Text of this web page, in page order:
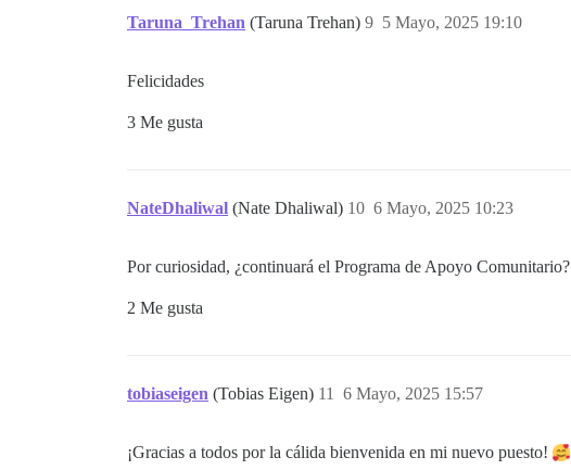
Taruna_Trehan (Taruna Trehan) 5 Mayo, 2025 19:10
9
Felicidades
3 Me gusta
NateDhaliwal (Nate Dhaliwal) 6 Mayo, 2025 10:23
10
Por curiosidad, ¿continuará el Programa de Apoyo Comunitario?
2 Me gusta
tobiaseigen (Tobias Eigen) 6 Mayo, 2025 15:57
11
¡Gracias a todos por la cálida bienvenida en mi nuevo puesto!